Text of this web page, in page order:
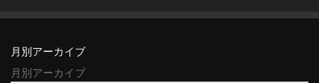
月別アーカイブ
月別アーカイブ